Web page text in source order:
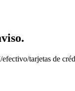
tarjetas de